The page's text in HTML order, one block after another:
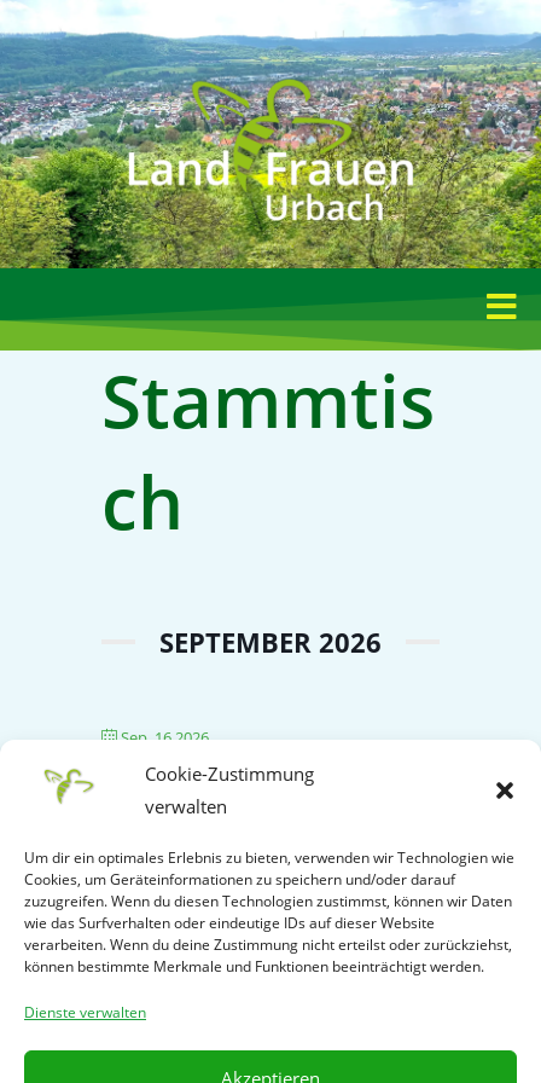
Cookie-Zustimmung
verwalten
Um dir ein optimales Erlebnis zu bieten, verwenden wir Technologien wie
Cookies, um Geräteinformationen zu speichern und/oder darauf
zuzugreifen. Wenn du diesen Technologien zustimmst, können wir Daten
wie das Surfverhalten oder eindeutige IDs auf dieser Website
verarbeiten. Wenn du deine Zustimmung nicht erteilst oder zurückziehst,
können bestimmte Merkmale und Funktionen beeinträchtigt werden.
Dienste verwalten
Akzeptieren
Stammtis
ch
SEPTEMBER 2026
Sep. 16 2026
STAMMTISCH SCHÜTZENHAUS
NOVEMBER 2026
Nov. 03 2026